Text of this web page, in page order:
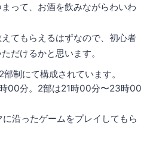
って、お酒を飲みながらわいわ
てもらえるはずなので、初心者
だけるかと思います。
制にて構成されています。
00分。2部は21時00分〜23時00
沿ったゲームをプレイしてもら